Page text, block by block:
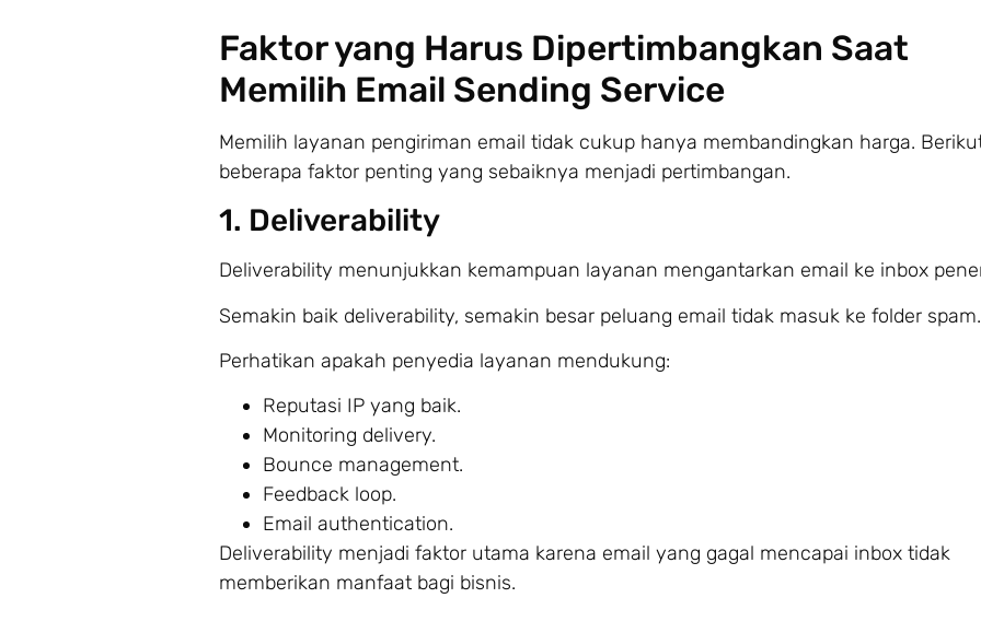
Faktor yang Harus Dipertimbangkan Saat
Memilih Email Sending Service
Memilih layanan pengiriman email tidak cukup hanya membandingkan harga.
beberapa faktor penting yang sebaiknya menjadi pertimbangan.
1. Deliverability
Deliverability menunjukkan kemampuan layanan mengantarkan email ke inbox
Semakin baik deliverability, semakin besar peluang email tidak masuk ke folder spam.
Perhatikan apakah penyedia layanan mendukung:
Reputasi IP yang baik.
Monitoring delivery.
Bounce management.
Feedback loop.
Email authentication.
Deliverability menjadi faktor utama karena email yang gagal mencapai inbox tidak
memberikan manfaat bagi bisnis.